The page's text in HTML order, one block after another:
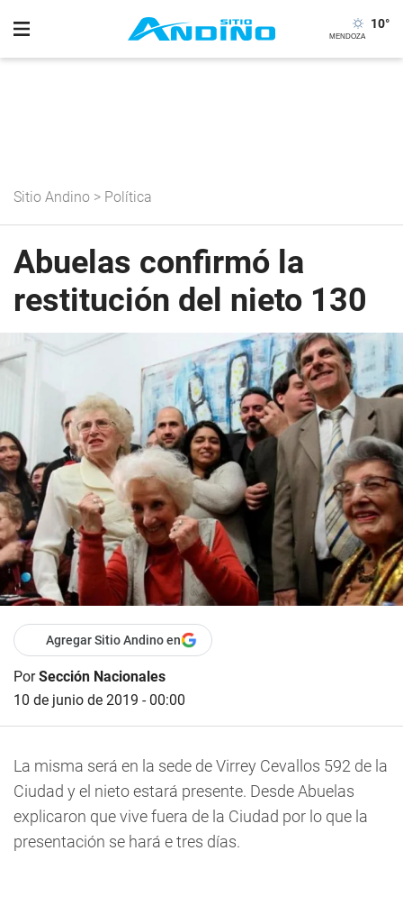
10°
Sitio Andino > Política
Abuelas confirmó la
restitución del nieto 130
Agregar Sitio Andino en
PorSección Nacionales
10 de junio de 2019 - 00:00
La misma será en la sede de Virrey Cevallos 592 de la
Ciudad y el nieto estará presente. Desde Abuelas
explicaron que vive fuera de la Ciudad por lo que la
presentación se hará e tres días.